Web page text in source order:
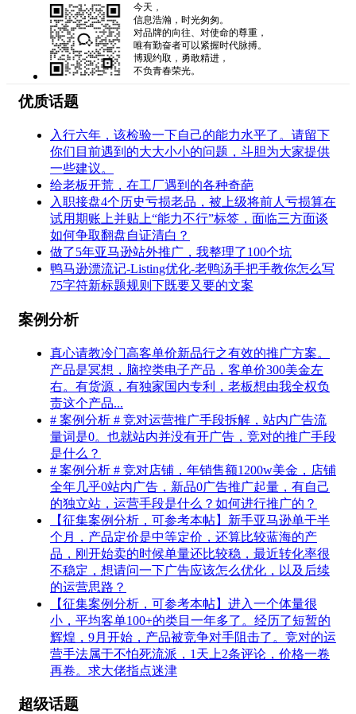
今天，
信息浩瀚，时光匆匆。
对品牌的向往、对使命的尊重，
唯有勤奋者可以紧握时代脉搏。
博观约取，勇敢精进，
不负青春荣光。
优质话题
入行六年，该检验一下自己的能力水平了。请留下
你们目前遇到的大大小小的问题，斗胆为大家提供
一些建议。
给老板开荒，在工厂遇到的各种奇葩
入职接盘4个历史亏损老品，被上级将前人亏损算在
试用期账上并贴上“能力不行”标签，面临三方面谈
如何争取翻盘自证清白？
做了5年亚马逊站外推广，我整理了100个坑
鸭马逊漂流记-Listing优化-老鸭汤手把手教你怎么写
75字符新标题规则下既要又要的文案
案例分析
真心请教冷门高客单价新品行之有效的推广方案。
产品是冥想，脑控类电子产品，客单价300美金左
右。有货源，有独家国内专利，老板想由我全权负
责这个产品...
# 案例分析 # 竞对运营推广手段拆解，站内广告流
量词是0。也就站内并没有开广告，竞对的推广手段
是什么？
# 案例分析 # 竞对店铺，年销售额1200w美金，店铺
全年几乎0站内广告，新品0广告推广起量，有自己
的独立站，运营手段是什么？如何进行推广的？
【征集案例分析，可参考本帖】新手亚马逊单干半
个月，产品定价是中等定价，还算比较蓝海的产
品，刚开始卖的时候单量还比较稳，最近转化率很
不稳定，想请问一下广告应该怎么优化，以及后续
的运营思路？
【征集案例分析，可参考本帖】进入一个体量很
小，平均客单100+的类目一年多了。经历了短暂的
辉煌，9月开始，产品被竞争对手阻击了。竞对的运
营手法属于不怕死流派，1天上2条评论，价格一卷
再卷。求大佬指点迷津
超级话题